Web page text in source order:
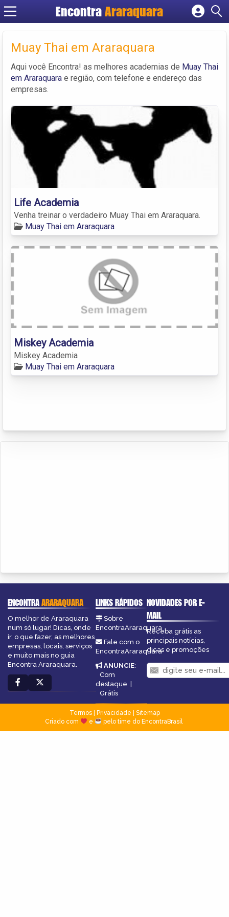
EncontraAraraquara
Cadastrar empresa
Criar conta
Muay Thai em Araraquara
Aqui você Encontra! as melhores academias de Muay Thai
em Araraquara e região, com telefone e endereço das
empresas.
Life Academia
Venha treinar o verdadeiro Muay Thai em Araraquara.
Muay Thai em Araraquara
Miskey Academia
Miskey Academia
Muay Thai em Araraquara
ENCONTRAARARAQUARA
O melhor de Araraquara
num só lugar! Dicas, onde
ir, o que fazer, as melhores
empresas, locais, serviços
e muito mais no guia
Encontra Araraquara.
LINKS RÁPIDOS
Sobre
EncontraAraraquara
Fale com o
EncontraAraraquara
ANUNCIE:
Com
destaque |
Grátis
NOVIDADES POR E-
MAIL
Receba grátis as
principais notícias,
dicas e promoções
Termos| Privacidade
Sitemap
Criado com
e pelo time do EncontraBrasil